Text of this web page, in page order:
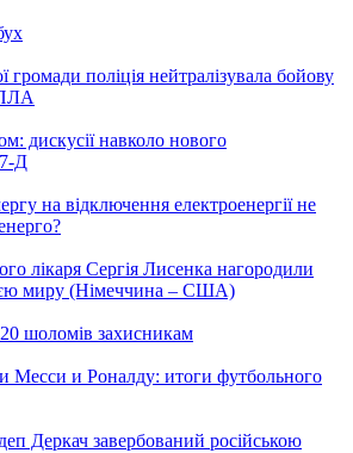
громади поліція нейтралізувала бойову
дискусії навколо нового
Д
на відключення електроенергії не
лікаря Сергія Лисенка нагородили
миру (Німеччина – США)
шоломів захисникам
Месси и Роналду: итоги футбольного
Деркач завербований російською